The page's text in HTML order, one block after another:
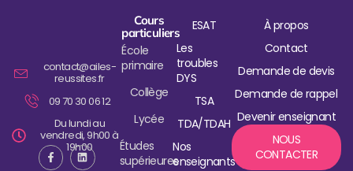
contact@ailes-
reussites.fr
09 70 30 06 12
Du lundi au
vendredi, 9h00 à
19h00
Cours
particuliers
École
primaire
Collège
Lycée
Études
supérieures
ESAT
Les
troubles
DYS
TSA
TDA/TDAH
Nos
enseignants
À propos
Contact
Demande de devis
Demande de rappel
Devenir enseignant
NOUS
CONTACTER